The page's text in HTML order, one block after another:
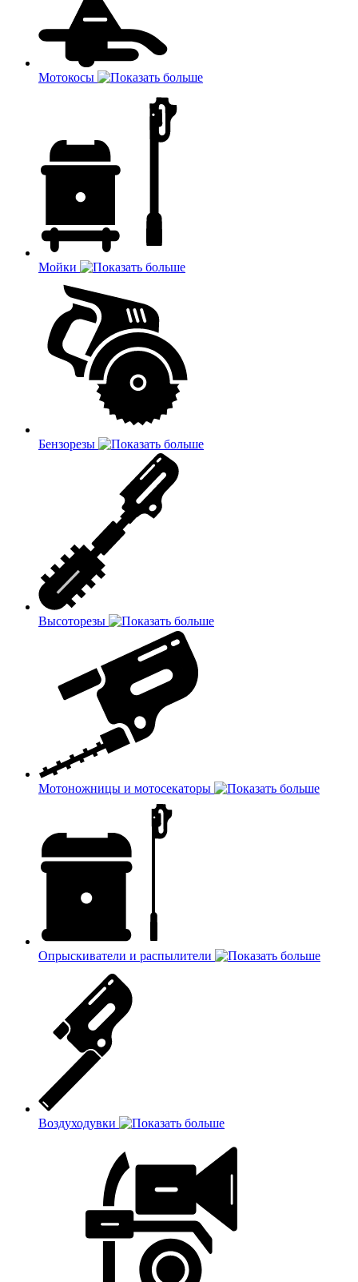
Мотокосы
Мойки
Бензорезы
Высоторезы
Мотоножницы и мотосекаторы
Опрыскиватели и распылители
Воздуходувки